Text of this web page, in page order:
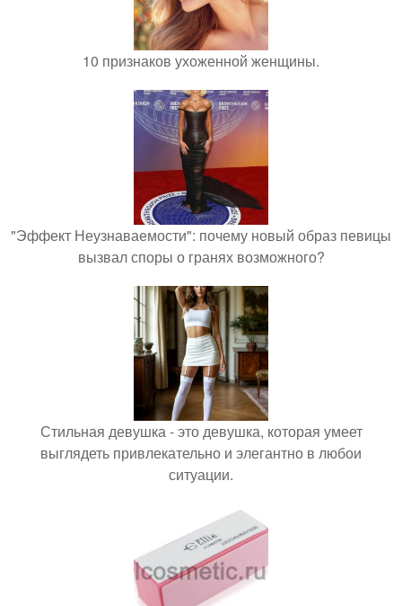
10 признаков ухоженной женщины.
"Эффект Неузнаваемости": почему новый образ певицы
вызвал споры о гранях возможного?
Стильная девушка - это девушка, которая умеет
выглядеть привлекательно и элегантно в любои
ситуации.